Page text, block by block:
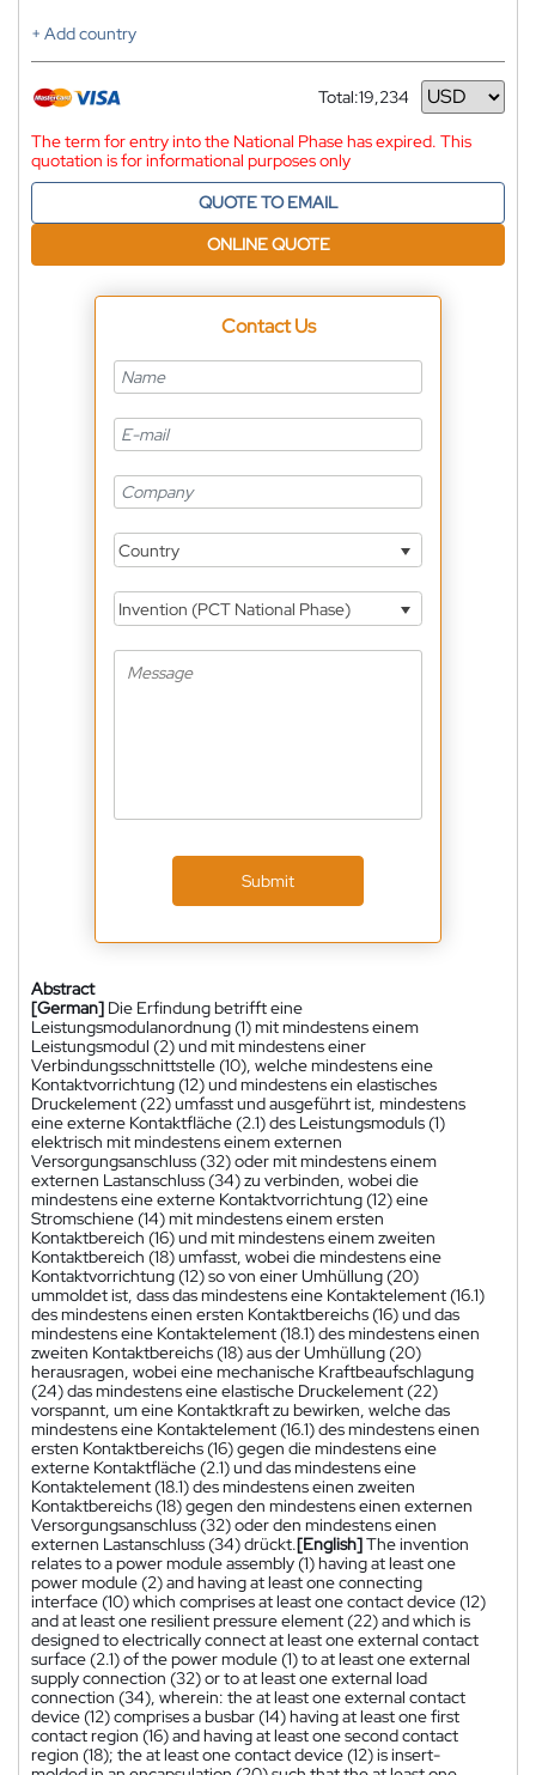
+ Add country
Total:19,234
Currency
The term for entry into the National Phase has expired. This
quotation is for informational purposes only
QUOTE TO EMAIL
ONLINE QUOTE
Contact Us
Country
Invention (PCT National Phase)
Submit
Abstract
[German] Die Erfindung betrifft eine
Leistungsmodulanordnung (1) mit mindestens einem
Leistungsmodul (2) und mit mindestens einer
Verbindungsschnittstelle (10), welche mindestens eine
Kontaktvorrichtung (12) und mindestens ein elastisches
Druckelement (22) umfasst und ausgeführt ist, mindestens
eine externe Kontaktfläche (2.1) des Leistungsmoduls (1)
elektrisch mit mindestens einem externen
Versorgungsanschluss (32) oder mit mindestens einem
externen Lastanschluss (34) zu verbinden, wobei die
mindestens eine externe Kontaktvorrichtung (12) eine
Stromschiene (14) mit mindestens einem ersten
Kontaktbereich (16) und mit mindestens einem zweiten
Kontaktbereich (18) umfasst, wobei die mindestens eine
Kontaktvorrichtung (12) so von einer Umhüllung (20)
ummoldet ist, dass das mindestens eine Kontaktelement (16.1)
des mindestens einen ersten Kontaktbereichs (16) und das
mindestens eine Kontaktelement (18.1) des mindestens einen
zweiten Kontaktbereichs (18) aus der Umhüllung (20)
herausragen, wobei eine mechanische Kraftbeaufschlagung
(24) das mindestens eine elastische Druckelement (22)
vorspannt, um eine Kontaktkraft zu bewirken, welche das
mindestens eine Kontaktelement (16.1) des mindestens einen
ersten Kontaktbereichs (16) gegen die mindestens eine
externe Kontaktfläche (2.1) und das mindestens eine
Kontaktelement (18.1) des mindestens einen zweiten
Kontaktbereichs (18) gegen den mindestens einen externen
Versorgungsanschluss (32) oder den mindestens einen
externen Lastanschluss (34) drückt.[English]The invention
relates to a power module assembly (1) having at least one
power module (2) and having at least one connecting
interface (10) which comprises at least one contact device (12)
and at least one resilient pressure element (22) and which is
designed to electrically connect at least one external contact
surface (2.1) of the power module (1) to at least one external
supply connection (32) or to at least one external load
connection (34), wherein: the at least one external contact
device (12) comprises a busbar (14) having at least one first
contact region (16) and having at least one second contact
region (18); the at least one contact device (12) is insert-